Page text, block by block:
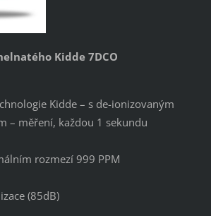
Kidde 7DCO
Kidde – s de-ionizovaným
– měření, každou 1 sekundu
rozmezí 999 PPM
(85dB)